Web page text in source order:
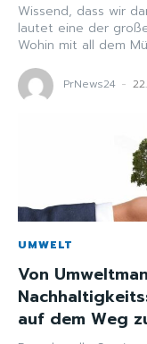
Wissend, dass wir
lautet eine der
Wohin mit all dem
PrNews24 -
UMWELT
Von
auf dem Weg